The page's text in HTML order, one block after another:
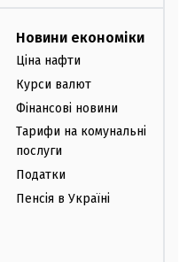
Новини економіки
Ціна нафти
Курси валют
Фінансові новини
Тарифи на комунальні
послуги
Податки
Пенсія в Україні